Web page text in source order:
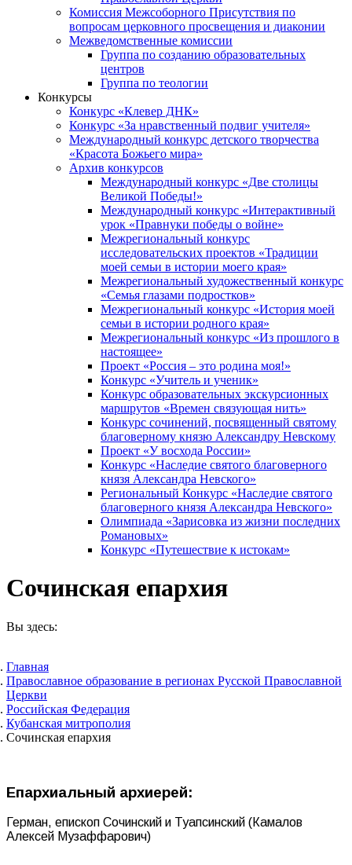
Комиссия Межсоборного Присутствия по
вопросам церковного просвещения и диаконии
Межведомственные комиссии
Группа по созданию образовательных
центров
Группа по теологии
Конкурсы
Конкурс «Клевер ДНК»
Конкурс «За нравственный подвиг учителя»
Международный конкурс детского творчества
«Красота Божьего мира»
Архив конкурсов
Международный конкурс «Две столицы
Великой Победы!»
Международный конкурс «Интерактивный
урок «Правнуки победы о войне»
Межрегиональный конкурс
исследовательских проектов «Традиции
моей семьи в истории моего края»
Межрегиональный художественный конкурс
«Семья глазами подростков»
Межрегиональный конкурс «История моей
семьи в истории родного края»
Межрегиональный конкурс «Из прошлого в
настоящее»
Проект «Россия – это родина моя!»
Конкурс «Учитель и ученик»
Конкурс образовательных экскурсионных
маршрутов «Времен связующая нить»
Конкурс сочинений, посвященный святому
благоверному князю Александру Невскому
Проект «У восхода России»
Конкурс «Наследие святого благоверного
князя Александра Невского»
Региональный Конкурс «Наследие святого
благоверного князя Александра Невского»
Олимпиада «Зарисовка из жизни последних
Романовых»
Конкурс «Путешествие к истокам»
Сочинская епархия
Вы здесь:
Главная
Православное образование в регионах Русской Православной
Церкви
Российская Федерация
Кубанская митрополия
Сочинская епархия
Епархиальный архиерей:
Герман, епископ Сочинский и Туапсинский (Камалов
Алексей Музаффарович)